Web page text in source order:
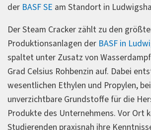
der BASF SE am Standort in
Der Steam Cracker zählt zu den
Produktionsanlagen der BASF in
spaltet unter Zusatz von
Grad Celsius Rohbenzin auf. Dabei
wesentlichen Ethylen und Propylen,
unverzichtbare Grundstoffe für die
Produkte des Unternehmens. Vor Ort
Studierenden praxisnah ihre